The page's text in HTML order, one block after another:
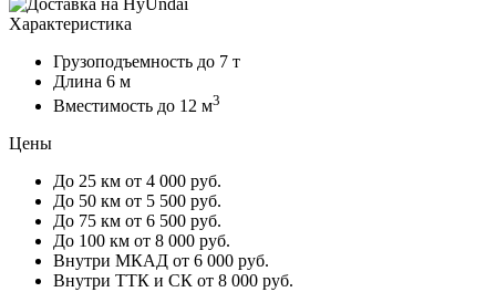
Характеристика
Грузоподъемность до 7 т
Длина 6 м
Вместимость до 12 м3
Цены
До 25 км от 4 000 руб.
До 50 км от 5 500 руб.
До 75 км от 6 500 руб.
До 100 км от 8 000 руб.
Внутри МКАД от 6 000 руб.
Внутри ТТК и СК от 8 000 руб.